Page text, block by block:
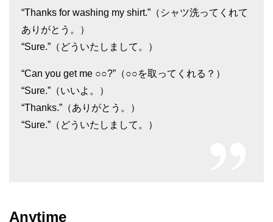
“Thanks for washing my shirt.”（シャツ洗ってくれて
ありがとう。）
“Sure.”（どういたしまして。）
“Can you get me ○○?”（○○を取ってくれる？）
“Sure.”（いいよ。）
“Thanks.”（ありがとう。）
“Sure.”（どういたしまして。）
Anytime